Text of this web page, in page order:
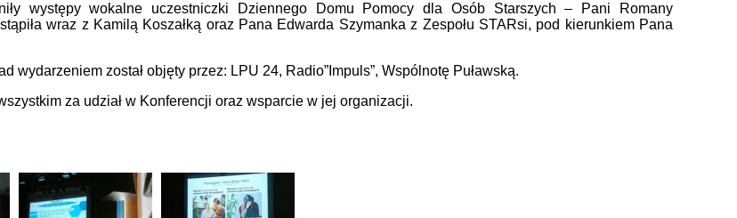
występy wokalne uczestniczki Dziennego Domu Pomocy dla Osób Starszych – Pani Romany
wraz z Kamilą Koszałką oraz Pana Edwarda Szymanka z Zespołu STARsi, pod kierunkiem Pana
wydarzeniem został objęty przez: LPU 24, Radio”Impuls”, Wspólnotę Puławską.
za udział w Konferencji oraz wsparcie w jej organizacji.